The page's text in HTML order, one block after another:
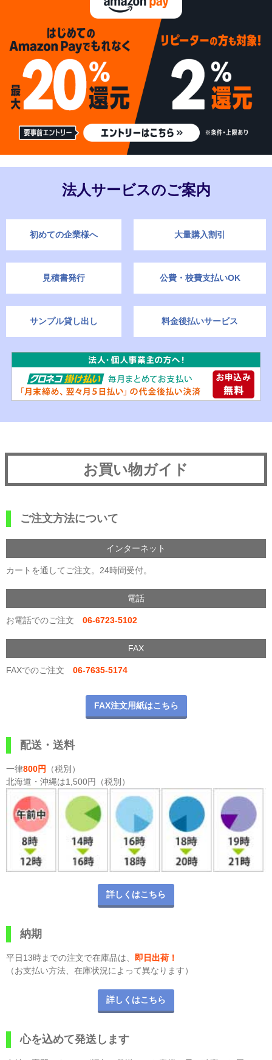
法人サービスのご案内
初めての企業様へ 大量購入割引
見積書発行 公費・校費支払いOK
サンプル貸し出し 料金後払いサービス
お買い物ガイド
ご注文方法について
インターネット
カートを通してご注文。24時間受付。
電話
お電話でのご注文 06-6723-5102
FAX
FAXでのご注文 06-7635-5174
FAX注文用紙はこちら
配送・送料
一律800円
（税別）
北海道・沖縄は1,500円（税別）
詳しくはこちら
納期
平日13時までの注文で在庫品は、 即日出荷！
（お支払い方法、在庫状況によって異なります）
詳しくはこちら
心を込めて発送します